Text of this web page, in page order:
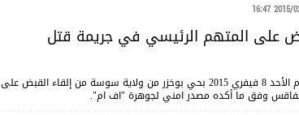
2015/02/
على المتهم الرئيسي في جريمة قتل
تمكنت وحدات الشرطة العدلية بسوسة المدينة اليوم الأحد 8 فيفري 2015 بحي بوخزر من ولاية سوسة من إلقاء القبض على
وفق ما أكده مصدر امني لجوهرة "اف ام".